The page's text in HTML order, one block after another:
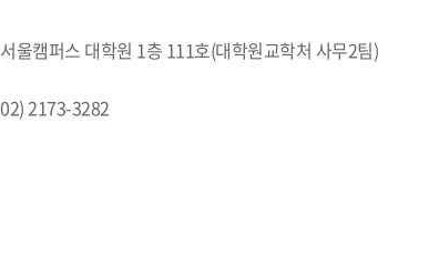
서울캠퍼스 대학원 1층 111호(대학원교학처 사무2팀)
02) 2173-3282